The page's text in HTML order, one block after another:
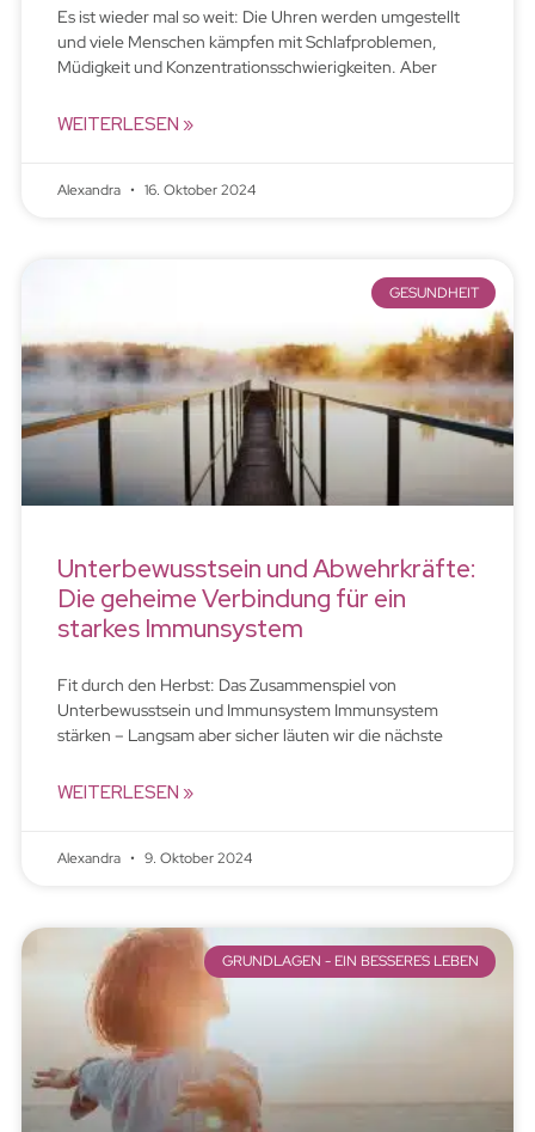
Es ist wieder mal so weit: Die Uhren werden umgestellt
und viele Menschen kämpfen mit Schlafproblemen,
Müdigkeit und Konzentrationsschwierigkeiten. Aber
WEITERLESEN »
Alexandra 16. Oktober 2024
GESUNDHEIT
Unterbewusstsein und Abwehrkräfte:
Die geheime Verbindung für ein
starkes Immunsystem
Fit durch den Herbst: Das Zusammenspiel von
Unterbewusstsein und Immunsystem Immunsystem
stärken – Langsam aber sicher läuten wir die nächste
WEITERLESEN »
Alexandra 9. Oktober 2024
GRUNDLAGEN - EIN BESSERES LEBEN